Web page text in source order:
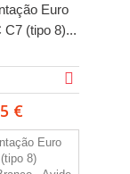
Euro
C7 (tipo 8)...
€